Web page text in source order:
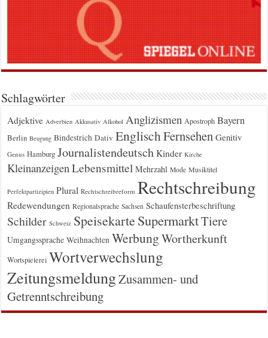
Schlagwörter
Adjektive Adverbien Akkusativ Alkohol Anglizismen Apostroph Bayern
Berlin Beugung Bindestrich Dativ EnglischFernsehen Genitiv
Genus Hamburg Journalistendeutsch Kinder Kirche
KleinanzeigenLebensmittel Mehrzahl Mode Musiktitel
Perfektpartizipien Plural Rechtschreibreform Rechtschreibung
Redewendungen Regionalsprache Sachsen Schaufensterbeschriftung
Schilder Schweiz Speisekarte SupermarktTiere
Umgangssprache Weihnachten WerbungWortherkunft
Wortspielerei Wortverwechslung
ZeitungsmeldungZusammen- und
Getrenntschreibung